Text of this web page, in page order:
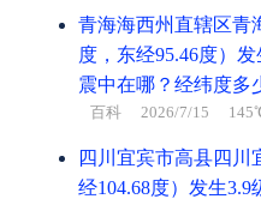
青海海西州直辖区青
度，东经95.46度）
震中在哪？经纬度多
百科 2026/7/15
四川宜宾市高县四川
经104.68度）发生3.9